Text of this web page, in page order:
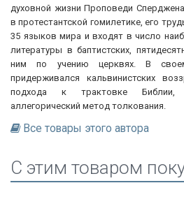
духовной жизни Проповеди
в протестантской гомилетике, его
35 языков мира и входят в число
литературы в баптистских,
ним по учению церквях. В
придерживался кальвинистских
подхода к трактовке Библии,
аллегорический метод толкования.
Все товары этого автора
C этим товаром